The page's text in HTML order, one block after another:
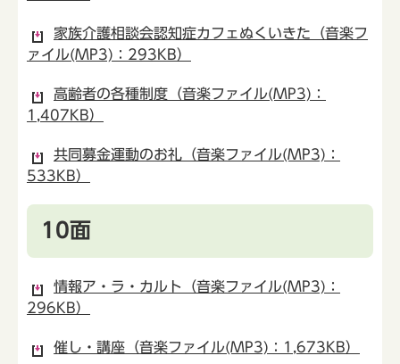
家族介護相談会認知症カフェぬくいきた（音楽フ
ァイル(MP3)：293KB）
高齢者の各種制度（音楽ファイル(MP3)：
1,407KB）
共同募金運動のお礼（音楽ファイル(MP3)：
533KB）
10面
情報ア・ラ・カルト（音楽ファイル(MP3)：
296KB）
催し・講座（音楽ファイル(MP3)：1,673KB）